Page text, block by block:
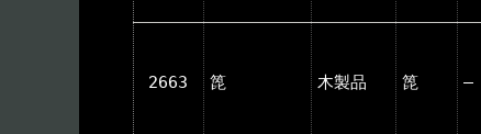
2663 箆 木製品 箆 ―